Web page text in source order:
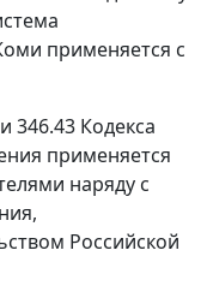
применяется с
346.43 Кодекса
применяется
наряду с
Российской